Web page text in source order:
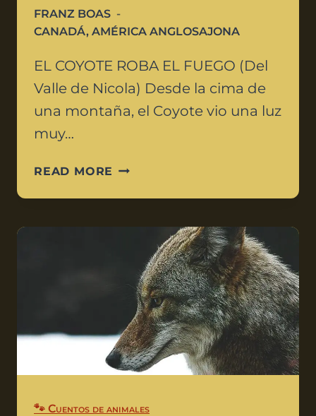
FRANZ BOAS
CANADÁ, AMÉRICA ANGLOSAJONA
EL COYOTE ROBA EL FUEGO (Del
Valle de Nicola) Desde la cima de
una montaña, el Coyote vio una luz
muy…
READ MORE
🐾 Cuentos de animales